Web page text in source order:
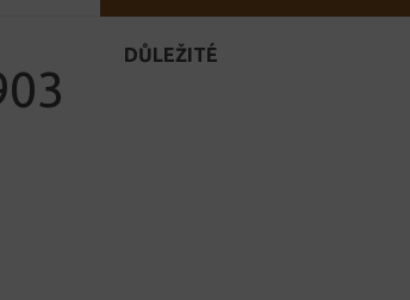
DŮLEŽITÉ